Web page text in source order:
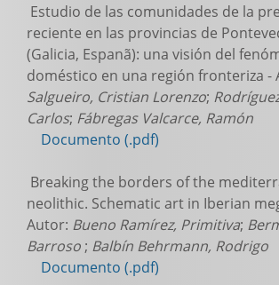
Estudio de las comunidades de la
reciente en las provincias de
(Galicia, Espanã): una visión del
doméstico en una región fronteriza -
Salgueiro, Cristian Lorenzo;
Carlos; Fábregas Valcarce, Ramón
Documento (.pdf)
Breaking the borders of the
neolithic. Schematic art in Iberian
Autor: Bueno Ramírez, Primitiva;
Barroso ; Balbín Behrmann, Rodrigo
Documento (.pdf)